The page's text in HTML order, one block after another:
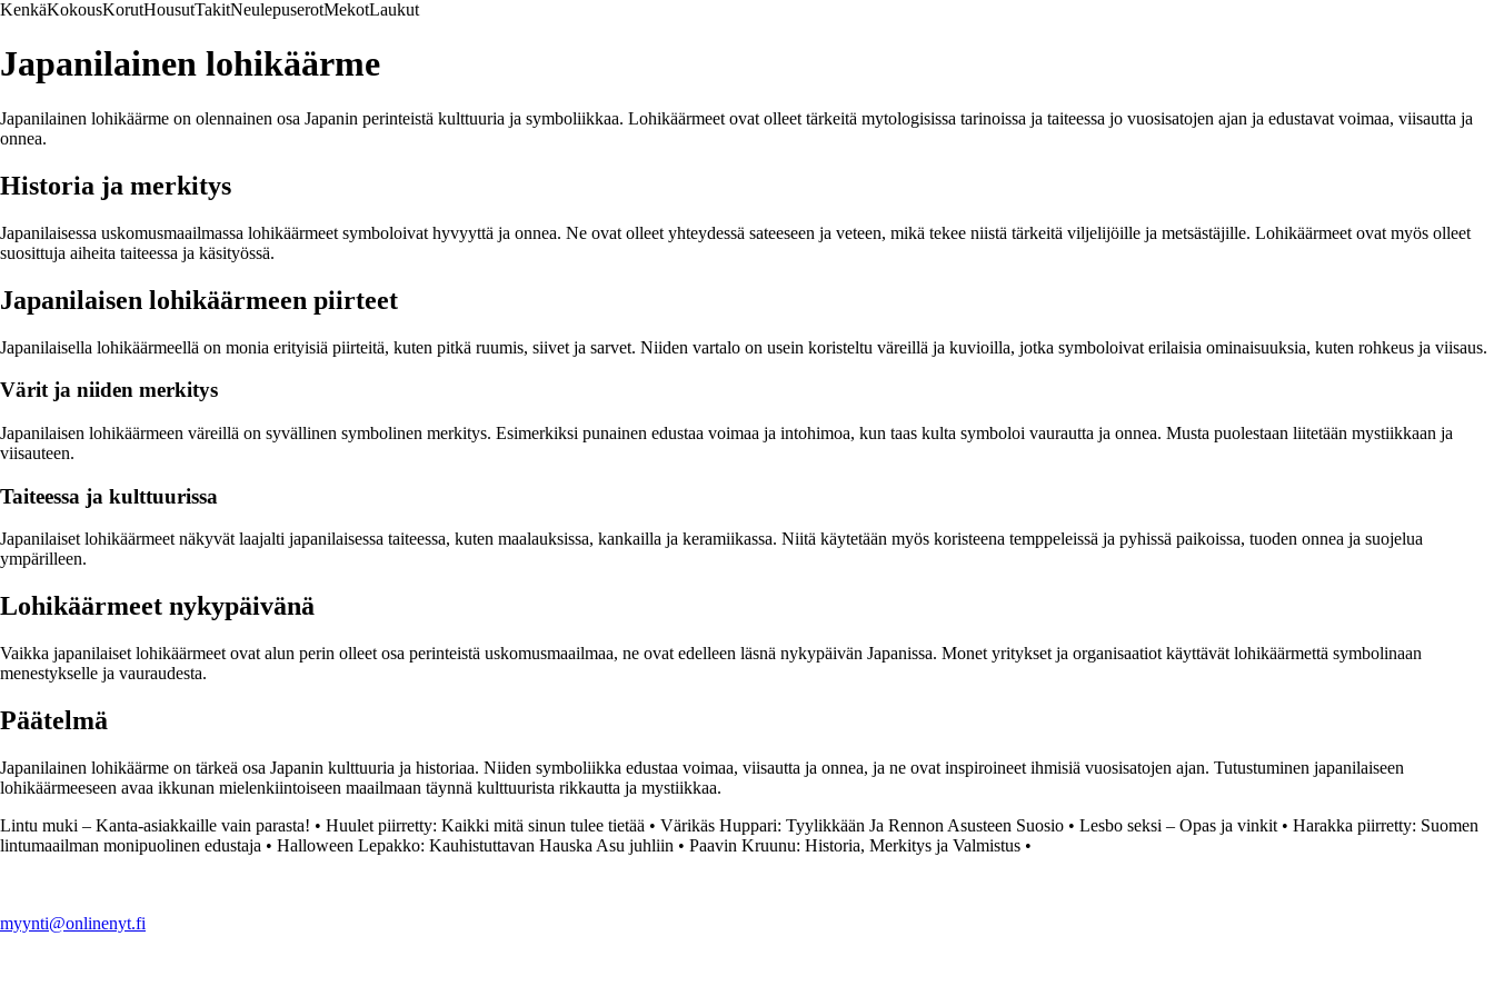
KenkäKokousKorutHousutTakitNeulepuserotMekotLaukut
Japanilainen lohikäärme
Japanilainen lohikäärme on olennainen osa Japanin perinteistä kulttuuria ja symboliikkaa. Lohikäärmeet ovat olleet tärkeitä mytologisissa tarinoissa ja taiteessa jo vuosisatojen ajan ja edustavat voimaa, viisautta ja
onnea.
Historia ja merkitys
Japanilaisessa uskomusmaailmassa lohikäärmeet symboloivat hyvyyttä ja onnea. Ne ovat olleet yhteydessä sateeseen ja veteen, mikä tekee niistä tärkeitä viljelijöille ja metsästäjille. Lohikäärmeet ovat myös olleet
suosittuja aiheita taiteessa ja käsityössä.
Japanilaisen lohikäärmeen piirteet
Japanilaisella lohikäärmeellä on monia erityisiä piirteitä, kuten pitkä ruumis, siivet ja sarvet. Niiden vartalo on usein koristeltu väreillä ja kuvioilla, jotka symboloivat erilaisia ominaisuuksia, kuten rohkeus ja viisaus.
Värit ja niiden merkitys
Japanilaisen lohikäärmeen väreillä on syvällinen symbolinen merkitys. Esimerkiksi punainen edustaa voimaa ja intohimoa, kun taas kulta symboloi vaurautta ja onnea. Musta puolestaan ​​liitetään mystiikkaan ja
viisauteen.
Taiteessa ja kulttuurissa
Japanilaiset lohikäärmeet näkyvät laajalti japanilaisessa taiteessa, kuten maalauksissa, kankailla ja keramiikassa. Niitä käytetään myös koristeena temppeleissä ja pyhissä paikoissa, tuoden onnea ja suojelua
ympärilleen.
Lohikäärmeet nykypäivänä
Vaikka japanilaiset lohikäärmeet ovat alun perin olleet osa perinteistä uskomusmaailmaa, ne ovat edelleen läsnä nykypäivän Japanissa. Monet yritykset ja organisaatiot käyttävät lohikäärmettä symbolinaan
menestykselle ja vauraudesta.
Päätelmä
Japanilainen lohikäärme on tärkeä osa Japanin kulttuuria ja historiaa. Niiden symboliikka edustaa voimaa, viisautta ja onnea, ja ne ovat inspiroineet ihmisiä vuosisatojen ajan. Tutustuminen japanilaiseen
lohikäärmeeseen avaa ikkunan mielenkiintoiseen maailmaan täynnä kulttuurista rikkautta ja mystiikkaa.
Lintu muki – Kanta-asiakkaille vain parasta! • Huulet piirretty: Kaikki mitä sinun tulee tietää • Värikäs Huppari: Tyylikkään Ja Rennon Asusteen Suosio • Lesbo seksi – Opas ja vinkit • Harakka piirretty: Suomen
lintumaailman monipuolinen edustaja • Halloween Lepakko: Kauhistuttavan Hauska Asu juhliin • Paavin Kruunu: Historia, Merkitys ja Valmistus •
myynti@onlinenyt.fi